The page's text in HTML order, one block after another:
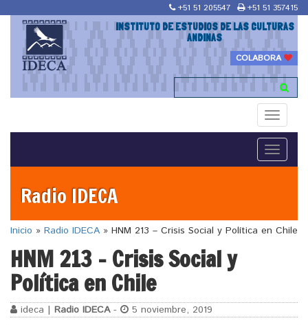
+51 51 205547 +51 51 357415
INSTITUTO DE ESTUDIOS DE LAS CULTURAS
ANDINAS
COLABORA
Toggle
Toggle
Radio IDECA
Inicio » Radio IDECA » HNM 213 – Crisis Social y Política en Chile
HNM 213 – Crisis Social y
Política en Chile
ideca | Radio IDECA- 5 noviembre, 2019